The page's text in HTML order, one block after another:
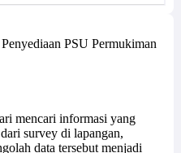
PSU Permukiman
mencari informasi yang
survey di lapangan,
data tersebut menjadi